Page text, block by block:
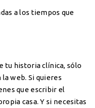
a los tiempos que
tu historia clínica, sólo
web. Si quieres
que escribir el
casa. Y si necesitas